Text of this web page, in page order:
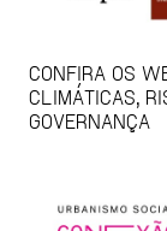
CONFIRA OS
CLIMÁTICAS,
GOVERNANÇA